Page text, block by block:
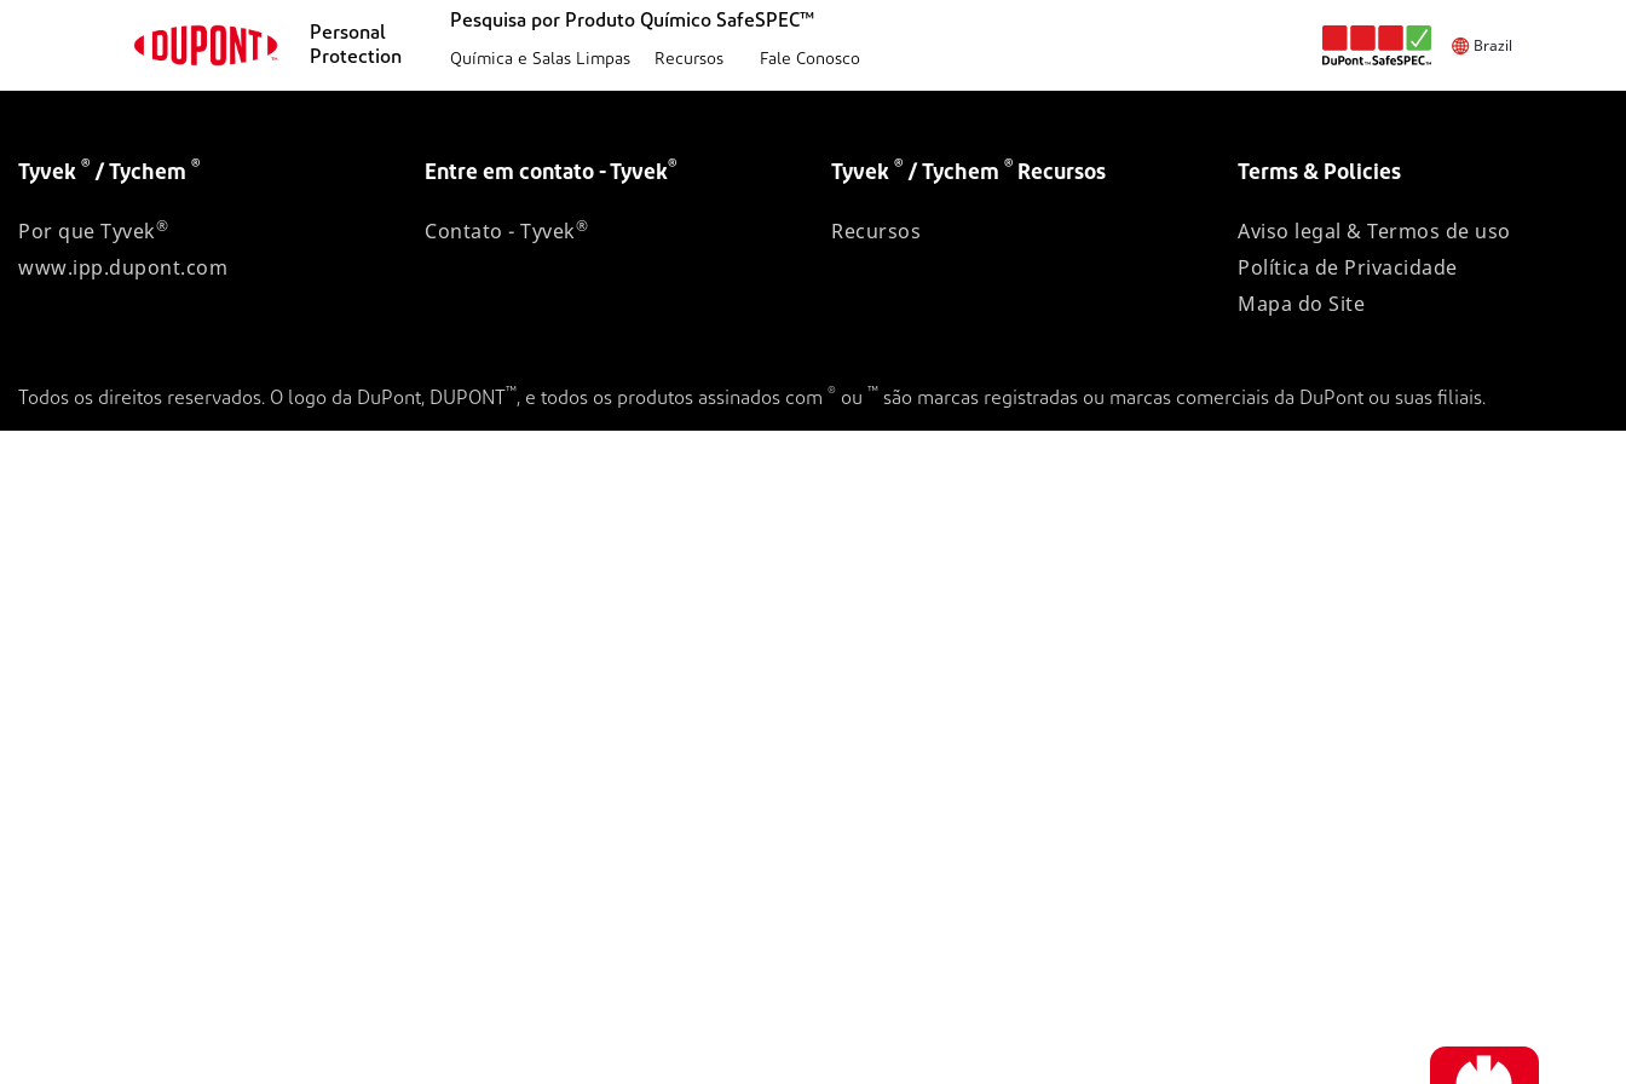
Brazil
Personal
Protection
Pesquisa por Produto Químico SafeSPEC™
Química e Salas Limpas Recursos Fale Conosco
Tyvek ® / Tychem ®
Por que Tyvek®
www.ipp.dupont.com
Entre em contato - Tyvek®
Contato - Tyvek®
Tyvek ® / Tychem ® Recursos
Recursos
Terms & Policies
Aviso legal & Termos de uso
Política de Privacidade
Mapa do Site
Todos os direitos reservados. O logo da DuPont, DUPONT ™, e todos os produtos assinados com ® ou ™ são marcas registradas ou marcas comerciais da DuPont ou suas filiais.